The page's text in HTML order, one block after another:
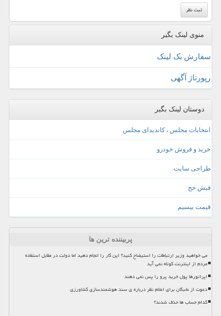
منوی لینک بگیر
سفارش بک لینک
رپورتاژ آگهی
دوستان لینک بگیر
انتخابات مجلس ، کاندیدای مجلس
خرید و فروش خودرو
طراحی سایت
فیش حج
قیمت بیسیم
پربیننده ترین ها
می خواهید وزیر ارتباطات را استیضاح کنید؟ این کار را انجام دهید اما دولت در مقابل استفاده
مردم از اینترنت کوتاه نمی آید
اپراتورها پول خرید پرو را پس نمی دهند
دعوت از نخبگان برای اعلام نظر درباره ی سند هوشمندسازی کشاورزی
کدام حساب ها حذف شدند؟